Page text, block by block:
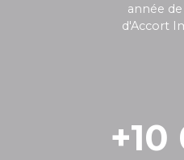
année
d'Accort